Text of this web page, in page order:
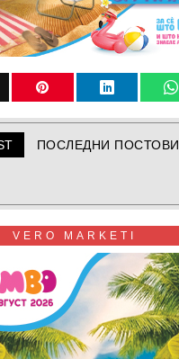
ПОСЛЕДНИ ПОСТОВИ
VERO MARKETI